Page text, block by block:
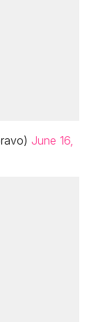
June 16,